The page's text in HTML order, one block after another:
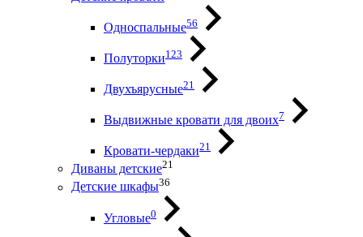
Односпальные56
Полуторки123
Двухъярусные21
Выдвижные кровати для двоих7
Кровати-чердаки21
Диваны детские21
Детские шкафы36
Угловые0